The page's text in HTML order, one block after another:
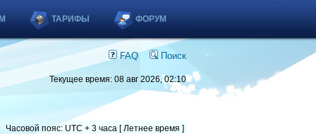
ТАРИФЫ ФОРУМ
FAQ Поиск
Текущее время: 08 авг 2026, 02:10
Часовой пояс: UTC + 3 часа [ Летнее время ]